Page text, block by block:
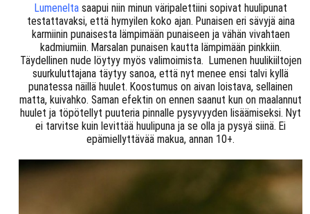
Lumeneltasaapui niin minun väripalettiini sopivat huulipunat
testattavaksi, että hymyilen koko ajan. Punaisen eri sävyjä aina
karmiinin punaisesta lämpimään punaiseen ja vähän vivahtaen
kadmiumiin. Marsalan punaisen kautta lämpimään pinkkiin.
Täydellinen nude löytyy myös valimoimista. Lumenen huulikiiltojen
suurkuluttajana täytyy sanoa, että nyt menee ensi talvi kyllä
punatessa näillä huulet. Koostumus on aivan loistava, sellainen
matta, kuivahko. Saman efektin on ennen saanut kun on maalannut
huulet ja töpötellyt puuteria pinnalle pysyvyyden lisäämiseksi. Nyt
ei tarvitse kuin levittää huulipuna ja se olla ja pysyä siinä. Ei
epämiellyttävää makua, annan 10+.